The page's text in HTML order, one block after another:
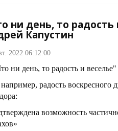
ни день, то радость
Капустин
2022 06:12:00
радость воскресного
возможность